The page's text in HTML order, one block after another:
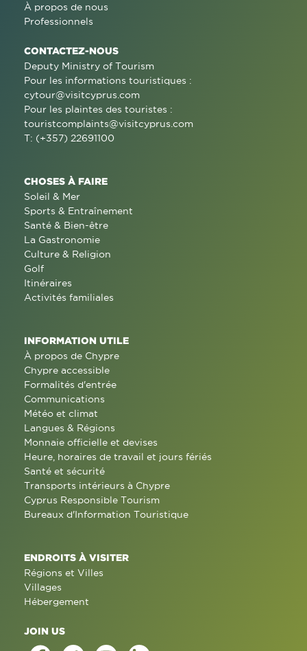
À propos de nous
Professionnels
CONTACTEZ-NOUS
Deputy Ministry of Tourism
Pour les informations touristiques :
cytour@visitcyprus.com
Pour les plaintes des touristes :
touristcomplaints@visitcyprus.com
T: (+357) 22691100
CHOSES À FAIRE
Soleil & Mer
Sports & Entraînement
Santé & Bien-être
La Gastronomie
Culture & Religion
Golf
Itinéraires
Activités familiales
INFORMATION UTILE
À propos de Chypre
Chypre accessible
Formalités d'entrée
Communications
Météo et climat
Langues & Régions
Monnaie officielle et devises
Heure, horaires de travail et jours fériés
Santé et sécurité
Transports intérieurs à Chypre
Cyprus Responsible Tourism
Bureaux d'Information Touristique
ENDROITS À VISITER
Régions et Villes
Villages
Hébergement
JOIN US